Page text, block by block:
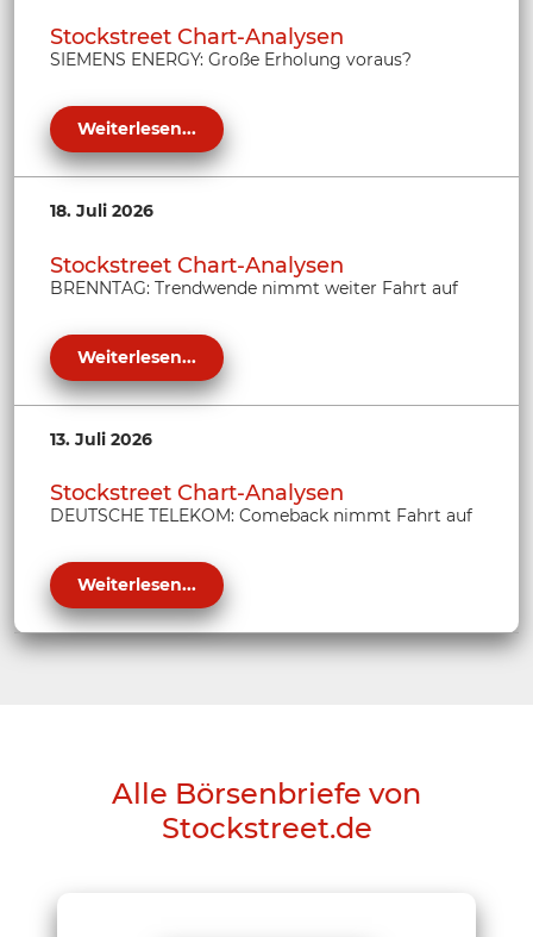
Stockstreet Chart-Analysen
SIEMENS ENERGY: Große Erholung voraus?
Weiterlesen...
18. Juli 2026
Stockstreet Chart-Analysen
BRENNTAG: Trendwende nimmt weiter Fahrt auf
Weiterlesen...
13. Juli 2026
Stockstreet Chart-Analysen
DEUTSCHE TELEKOM: Comeback nimmt Fahrt auf
Weiterlesen...
Alle Börsenbriefe von
Stockstreet.de